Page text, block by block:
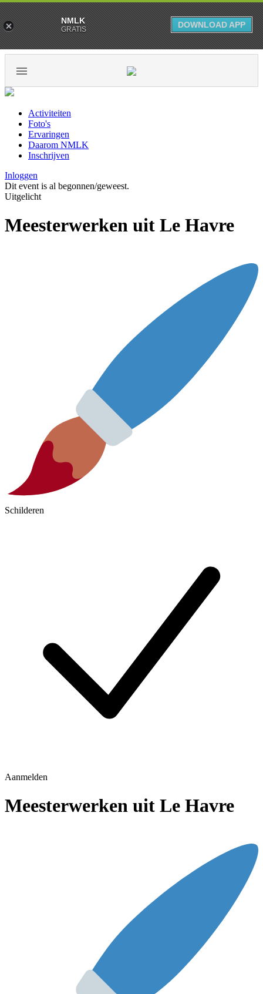
Activiteiten
Foto's
Ervaringen
Daarom NMLK
Inschrijven
Inloggen
Dit event is al begonnen/geweest.
Uitgelicht
Meesterwerken uit Le Havre
Schilderen
Aanmelden
Meesterwerken uit Le Havre
NMLK
GRATIS DOWNLOAD APP